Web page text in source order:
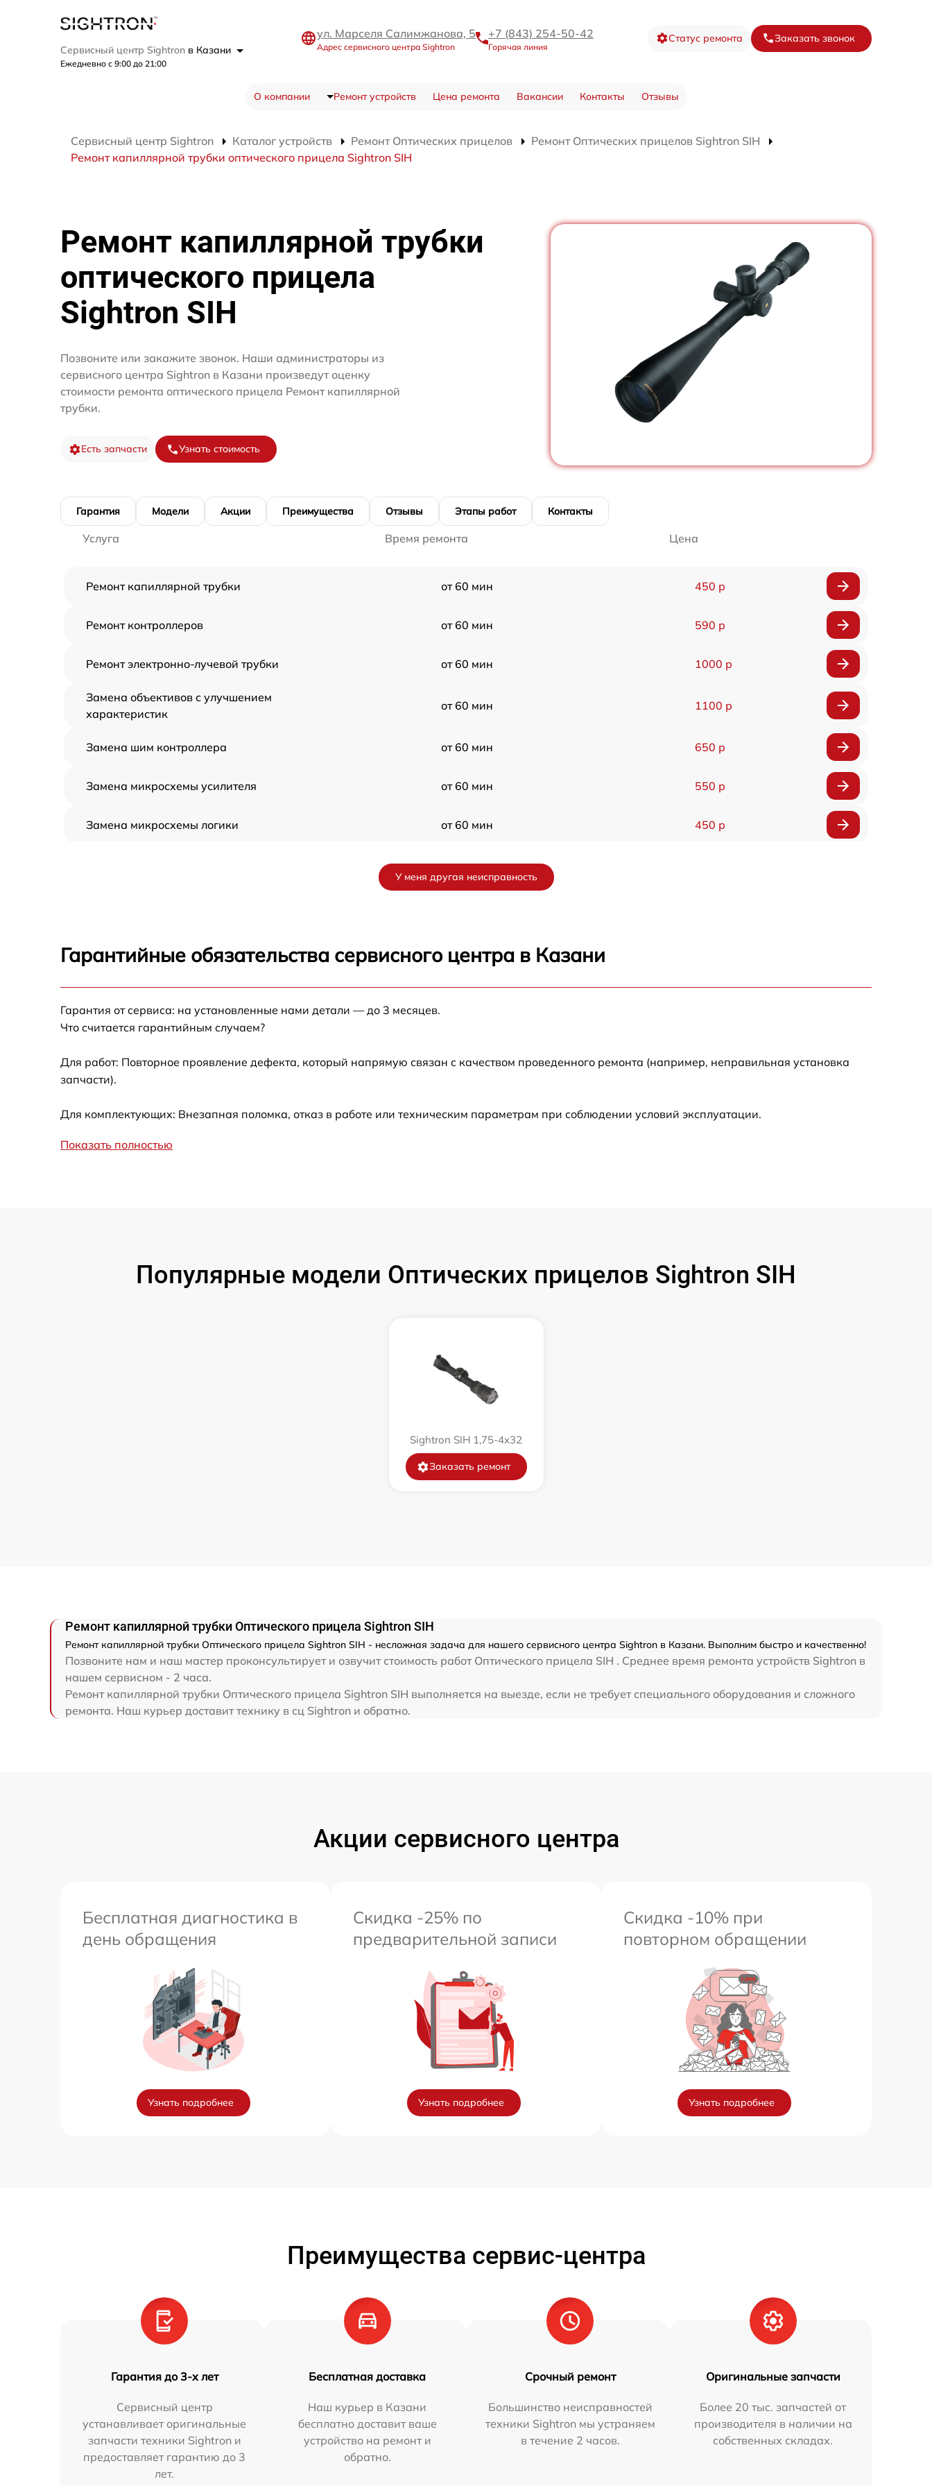
Сервисный центр Sightron в Казани
Ежедневно с 9:00 до 21:00
ул. Марселя Салимжанова, 5
Адрес сервисного центра Sightron
+7 (843) 254-50-42
Горячая линия
Статус ремонта Заказать звонок
О компании Ремонт устройств Цена ремонта Вакансии Контакты Отзывы
Сервисный центр Sightron Каталог устройств Ремонт Оптических прицелов
Ремонт Оптических прицелов Sightron SIH
Ремонт капиллярной трубки оптического прицела Sightron SIH
Ремонт капиллярной трубки
оптического прицела
Sightron SIH
Позвоните или закажите звонок. Наши администраторы из
сервисного центра Sightron в Казани произведут оценку
стоимости ремонта оптического прицела Ремонт капиллярной
трубки.
Есть запчасти Узнать стоимость
Гарантия Модели Акции Преимущества Отзывы Этапы работ Контакты
Услуга Время ремонта Цена
Ремонт капиллярной трубки от 60 мин 450 р
Ремонт контроллеров от 60 мин 590 р
Ремонт электронно-лучевой трубки от 60 мин 1000 р
Замена объективов с улучшением
характеристик
от 60 мин 1100 р
Замена шим контроллера от 60 мин 650 р
Замена микросхемы усилителя от 60 мин 550 р
Замена микросхемы логики от 60 мин 450 р
от 60 мин
Калибровка и настройка тепловизора
Ремонт датчика синхроимпульсов от 60 мин 1550 р
Ремонт оптики
Восстановление питания от 60 мин 650 р
Замена корпуса
от 60 мин
от 60 мин
У меня другая неисправность
Гарантийные обязательства сервисного центра в Казани
Гарантия от сервиса: на установленные нами детали — до 3 месяцев.
Что считается гарантийным случаем?
Для работ: Повторное проявление дефекта, который напрямую связан с качеством проведенного ремонта (например, неправильная установка
запчасти).
Для комплектующих: Внезапная поломка, отказ в работе или техническим параметрам при соблюдении условий эксплуатации.
Показать полностью
Популярные модели Оптических прицелов Sightron SIH
Sightron SIH 1,75-4x32
Заказать ремонт
Ремонт капиллярной трубки Оптического прицела Sightron SIH
Ремонт капиллярной трубки Оптического прицела Sightron SIH - несложная задача для нашего сервисного центра Sightron в Казани. Выполним быстро и качественно!
Позвоните нам и наш мастер проконсультирует и озвучит стоимость работ Оптического прицела SIH . Среднее время ремонта устройств Sightron в
нашем сервисном - 2 часа.
Ремонт капиллярной трубки Оптического прицела Sightron SIH выполняется на выезде, если не требует специального оборудования и сложного
ремонта. Наш курьер доставит технику в сц Sightron и обратно.
Акции сервисного центра
Бесплатная диагностика в
день обращения
Узнать подробнее
Скидка -25% по
предварительной записи
Узнать подробнее
Скидка -10% при
повторном обращении
Узнать подробнее
Преимущества сервис-центра
Гарантия до 3-х лет
Сервисный центр
устанавливает оригинальные
запчасти техники Sightron и
предоставляет гарантию до 3
лет.
Бесплатная доставка
Наш курьер в Казани
бесплатно доставит ваше
устройство на ремонт и
обратно.
Срочный ремонт
Большинство неисправностей
техники Sightron мы устраняем
в течение 2 часов.
Оригинальные запчасти
Более 20 тыс. запчастей от
производителя в наличии на
собственных складах.